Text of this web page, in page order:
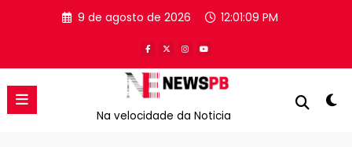
9 de agosto de 2026 12:01:09 PM
Na velocidade da Noticia